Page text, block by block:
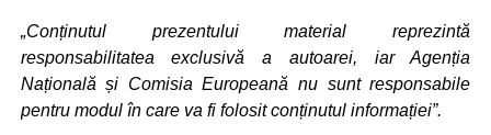
„Conținutul prezentului material reprezintă
responsabilitatea exclusivă a autoarei, iar Agenția
Națională și Comisia Europeană nu sunt responsabile
pentru modul în care va fi folosit conținutul informației”.